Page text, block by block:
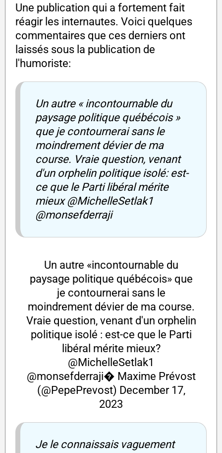
Une publication qui a fortement fait
réagir les internautes. Voici quelques
commentaires que ces derniers ont
laissés sous la publication de
l'humoriste:
Un autre « incontournable du
paysage politique québécois »
que je contournerai sans le
moindrement dévier de ma
course. Vraie question, venant
d'un orphelin politique isolé: est-
ce que le Parti libéral mérite
mieux @MichelleSetlak1
@monsefderraji
Un autre «incontournable du
paysage politique québécois» que
je contournerai sans le
moindrement dévier de ma course.
Vraie question, venant d'un orphelin
politique isolé : est-ce que le Parti
libéral mérite mieux?
@MichelleSetlak1
@monsefderraji� Maxime Prévost
(@PepePrevost) December 17,
2023
Je le connaissais vaguement